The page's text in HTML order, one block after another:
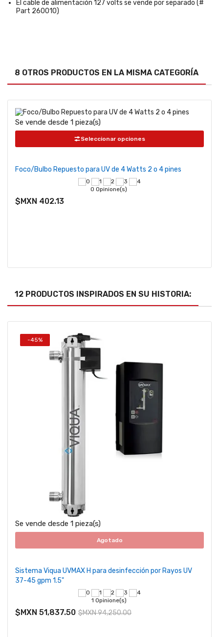
El cable de alimentación 127 volts se vende por separado (#
Part 260010)
8 OTROS PRODUCTOS EN LA MISMA CATEGORÍA
Se vende desde 1 pieza(s)
Seleccionar opciones
Foco/Bulbo Repuesto para UV de 4 Watts 2 o 4 pines
0 Opinione(s)
$MXN 402.13
12 PRODUCTOS INSPIRADOS EN SU HISTORIA:
-45%
Se vende desde 1 pieza(s)
Agotado
Sistema Viqua UVMAX H para desinfección por Rayos UV
37-45 gpm 1.5"
1 Opinione(s)
$MXN 51,837.50 $MXN 94,250.00